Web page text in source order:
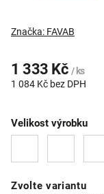
Značka: FAVAB
1 333 Kč / ks
1 084 Kč bez DPH
Zvolte variantu
Velikost výrobku